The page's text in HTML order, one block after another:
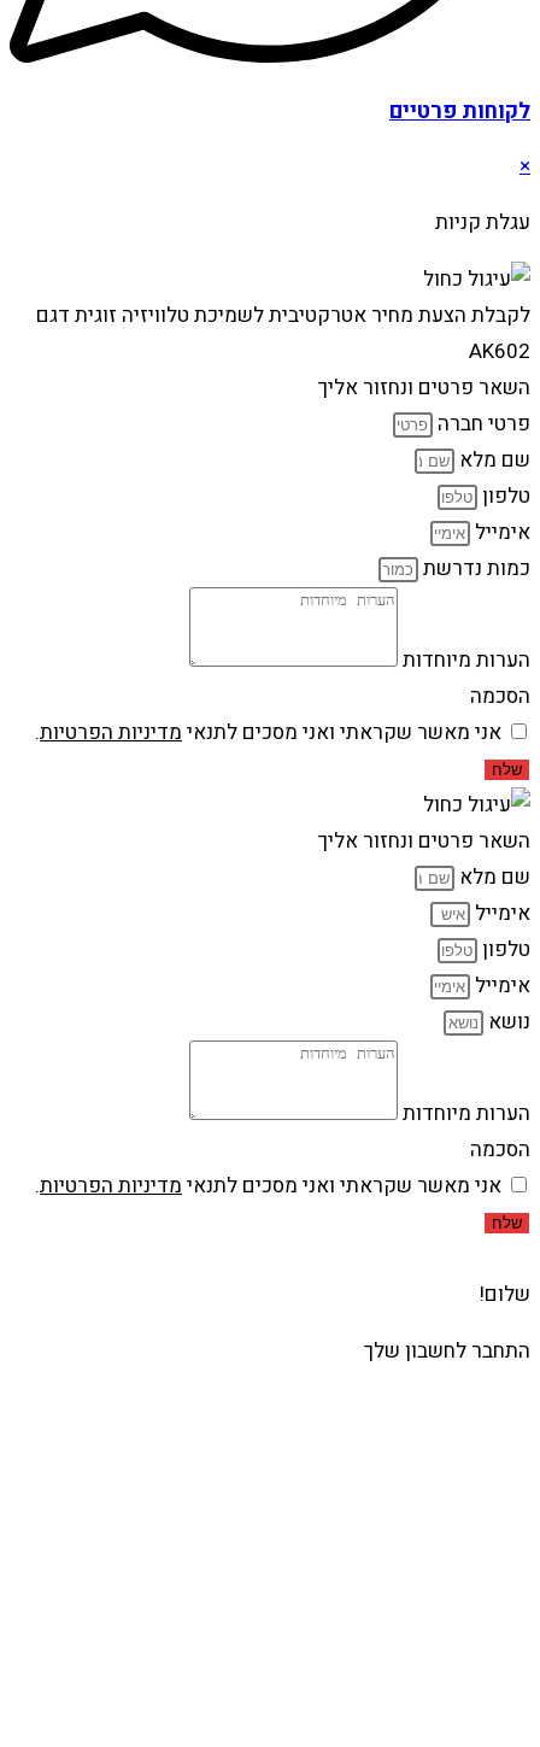
לקוחות פרטיים
×
עגלת קניות
לקבלת הצעת מחיר אטרקטיבית לשמיכת טלוויזיה זוגית דגם
AK602
השאר פרטים ונחזור אליך
פרטי חברה
שם מלא
טלפון
אימייל
כמות נדרשת
הערות מיוחדות
הסכמה
אני מאשר שקראתי ואני מסכים לתנאי מדיניות הפרטיות.
שלח
השאר פרטים ונחזור אליך
שם מלא
אימייל
טלפון
אימייל
נושא
הערות מיוחדות
הסכמה
אני מאשר שקראתי ואני מסכים לתנאי מדיניות הפרטיות.
שלח
שלום!
התחבר לחשבון שלך